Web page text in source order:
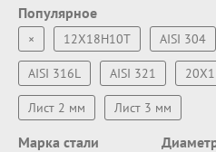
Популярное
× 12Х18Н10Т AISI 304
AISI 316L AISI 321
Лист 2 мм Лист 3 мм
Марка стали